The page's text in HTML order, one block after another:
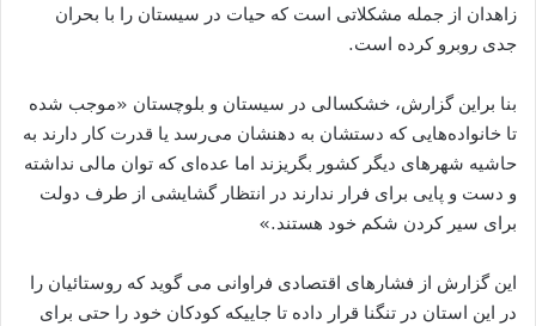
زاهدان از جمله مشکلاتی است که حیات در سیستان را با بحران
جدی روبرو کرده است.
بنا براین گزارش، خشکسالی در سیستان و بلوچستان «موجب شده
تا خانواده‌هایی که دستشان به دهنشان می‌رسد یا قدرت کار دارند به
حاشیه شهرهای دیگر کشور بگریزند اما عده‌ای که توان مالی نداشته
و دست و پایی برای فرار ندارند در انتظار گشایشی از طرف دولت
برای سیر کردن شکم خود هستند.»
این گزارش از فشارهای اقتصادی فراوانی می گوید که روستائیان را
در این استان در تنگنا قرار داده تا جاییکه کودکان خود را حتی برای